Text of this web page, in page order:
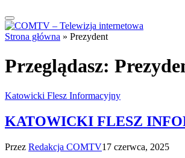
Strona główna » Prezydent
Przeglądasz:
Katowicki Flesz Informacyjny
KATOWICKI FLESZ
Przez Redakcja COMTV17 czerwca, 2025